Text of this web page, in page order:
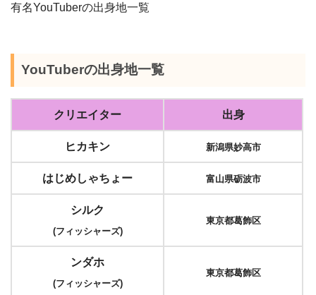
有名YouTuberの出身地一覧
YouTuberの出身地一覧
クリエイター 出身
ヒカキン 新潟県妙高市
はじめしゃちょー 富山県砺波市
シルク
(フィッシャーズ)
東京都葛飾区
ンダホ
(フィッシャーズ)
東京都葛飾区